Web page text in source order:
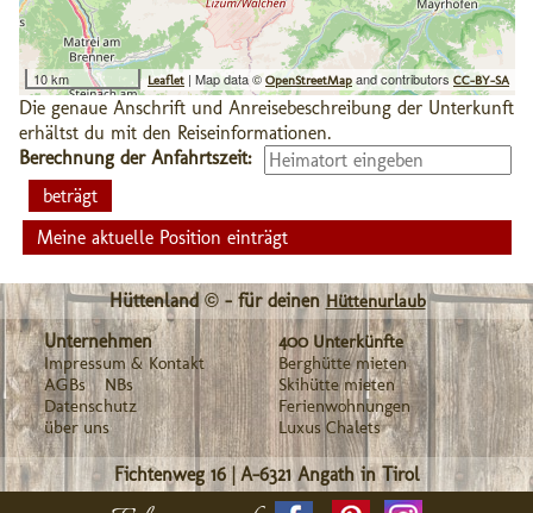
10 km Leaflet | Map data © OpenStreetMap and contributors CC-BY-SA
Die genaue Anschrift und Anreisebeschreibung der Unterkunft
erhältst du mit den Reiseinformationen.
Berechnung der Anfahrtszeit:
Meine aktuelle Position einträgt
Hüttenland © - für deinen Hüttenurlaub
Unternehmen
Impressum & Kontakt
AGBs
NBs
Datenschutz
über uns
400 Unterkünfte
Berghütte mieten
Skihütte mieten
Ferienwohnungen
Luxus Chalets
Fichtenweg 16|A-6321 Angath in Tirol